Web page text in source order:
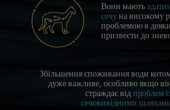
Вони мають
сечуна високому
проблемою в
призвести до
Збільшення споживання води
дуже важливе, особливо якщо
страждає відпроблем
сечовивідними